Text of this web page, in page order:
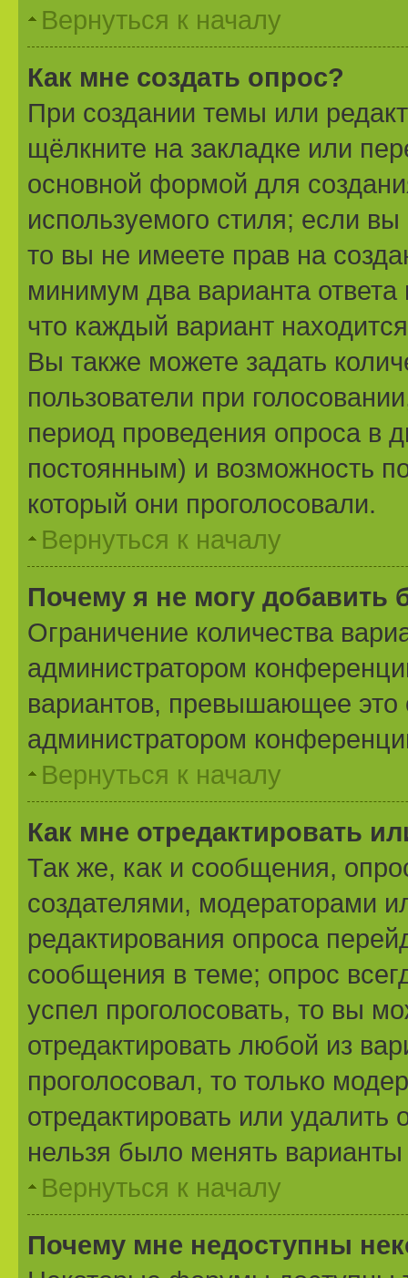
Вернуться к началу
Как мне создать опрос?
При создании темы или
щёлкните на закладке или
основной формой для
используемого стиля; если
то вы не имеете прав на
минимум два варианта
что каждый вариант
Вы также можете задать
пользователи при
период проведения опроса в
постоянным) и возможность
который они проголосовали.
Вернуться к началу
Почему я не могу добавить
Ограничение количества
администратором
вариантов, превышающее это
администратором
Вернуться к началу
Как мне отредактировать
Так же, как и сообщения,
создателями, модераторами
редактирования опроса
сообщения в теме; опрос
успел проголосовать, то вы
отредактировать любой из
проголосовал, то только
отредактировать или
нельзя было менять
Вернуться к началу
Почему мне недоступны